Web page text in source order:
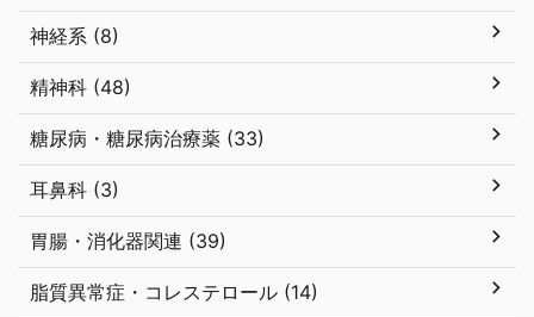
神経系 (8)
精神科 (48)
糖尿病・糖尿病治療薬 (33)
耳鼻科 (3)
胃腸・消化器関連 (39)
脂質異常症・コレステロール (14)